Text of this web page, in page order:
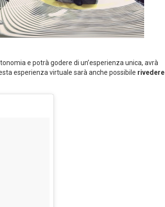
e potrà godere di un’esperienza unica, avrà
esperienza virtuale sarà anche possibile rivedere